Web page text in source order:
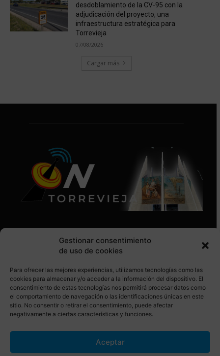
Gestionar consentimiento
de uso de cookies
Para ofrecer las mejores experiencias, utilizamos tecnologías como las
cookies para almacenar y/o acceder a la información del dispositivo. El
consentimiento de estas tecnologías nos permitirá procesar datos como
el comportamiento de navegación o las identificaciones únicas en este
sitio. No consentir o retirar el consentimiento, puede afectar
negativamente a ciertas características y funciones.
Aceptar
desdoblamiento de la CV-95 con la
adjudicación del proyecto, una
infraestructura estratégica para
Torrevieja
07/08/2026
Cargar más
SÍGUENOS EN REDES SOCIALES
© Torrevieja ON. Desarrollado por